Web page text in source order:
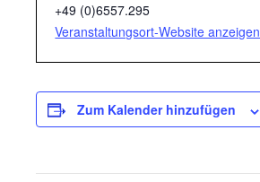
+49 (0)6557.295
Veranstaltungsort-Website anzeigen
Zum Kalender hinzufügen